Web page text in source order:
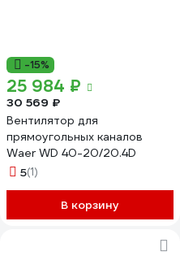
-15%
25 984 ₽
30 569 ₽
Вентилятор для
прямоугольных каналов
Waer WD 40-20/20.4D
5(1)
В корзину